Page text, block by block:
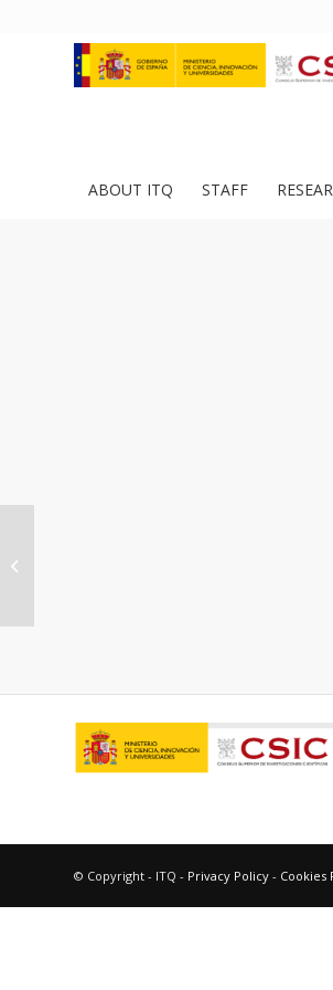
ABOUT ITQ STAFF
© Copyright - ITQ - Privacy Policy - Cookies